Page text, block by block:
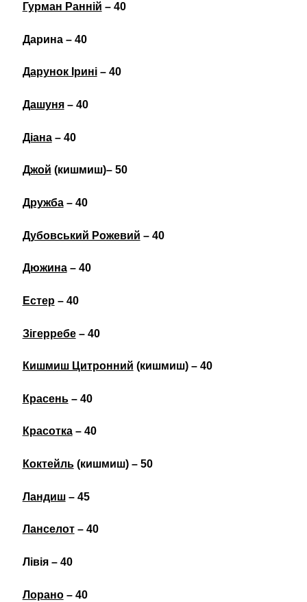
Гурман Ранній – 40
Дарина – 40
Дарунок Ірині– 40
Дашуня– 40
Діана– 40
Джой (кишмиш)– 50
Дружба– 40
Дубовський Рожевий – 40
Дюжина– 40
Естер– 40
Зігерребе– 40
Кишмиш Цитронний (кишмиш) – 40
Красень– 40
Красотка– 40
Коктейль(кишмиш) – 50
Ландиш– 45
Ланселот– 40
Лівія – 40
Лорано– 40